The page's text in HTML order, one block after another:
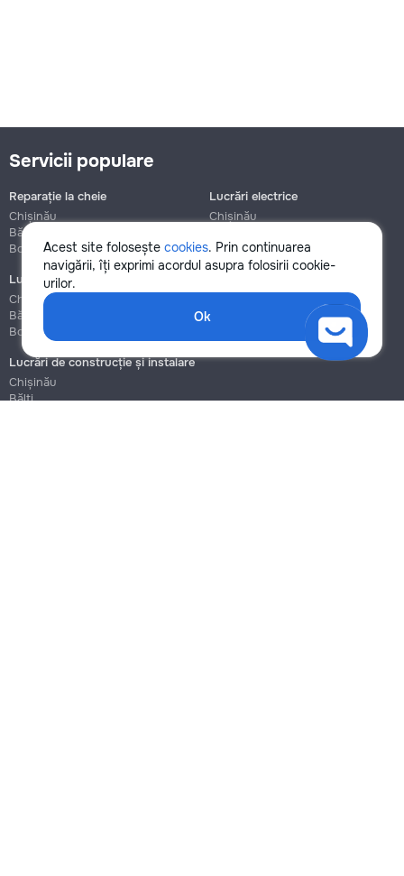
Acest site folosește cookies. Prin continuarea
navigării, îți exprimi acordul asupra folosirii cookie-
urilor.
Ok
Servicii populare
Reparație la cheie
Chișinău
Bălți
Botanica
Lucrări electrice
Chișinău
Botanica
Lucrări de instalații sanitare
Chișinău
Bălți
Botanica
Bălți
Lucrări de construcție și instalare
Chișinău
Bălți